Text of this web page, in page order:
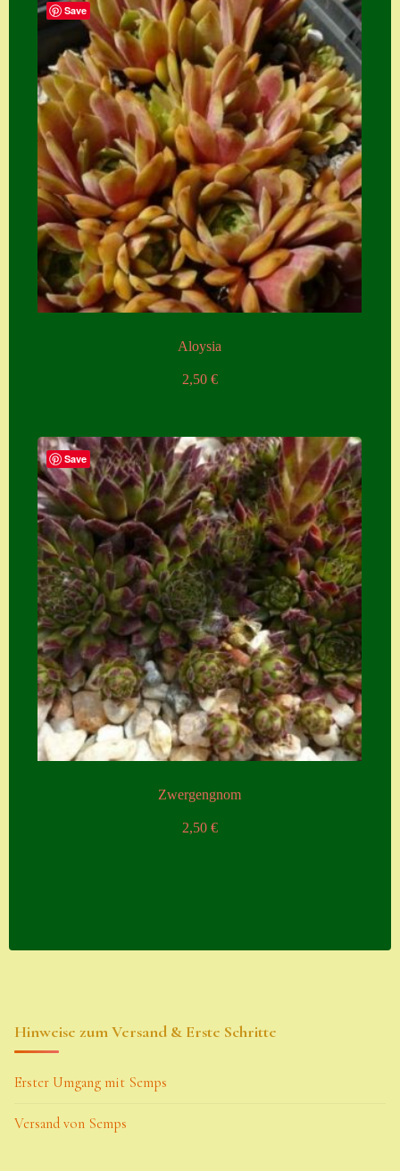
Save
Aloysia
2,50 €
Save
Zwergengnom
2,50 €
Hinweise zum Versand & Erste Schritte
Erster Umgang mit Semps
Versand von Semps